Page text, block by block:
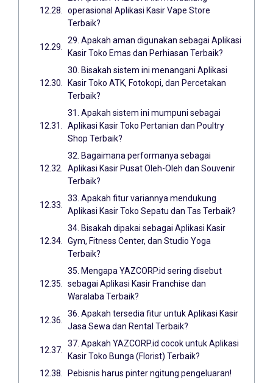
operasional Aplikasi Kasir Vape Store
Terbaik?
29. Apakah aman digunakan sebagai Aplikasi
Kasir Toko Emas dan Perhiasan Terbaik?
30. Bisakah sistem ini menangani Aplikasi
Kasir Toko ATK, Fotokopi, dan Percetakan
Terbaik?
31. Apakah sistem ini mumpuni sebagai
Aplikasi Kasir Toko Pertanian dan Poultry
Shop Terbaik?
32. Bagaimana performanya sebagai
Aplikasi Kasir Pusat Oleh-Oleh dan Souvenir
Terbaik?
33. Apakah fitur variannya mendukung
Aplikasi Kasir Toko Sepatu dan Tas Terbaik?
34. Bisakah dipakai sebagai Aplikasi Kasir
Gym, Fitness Center, dan Studio Yoga
Terbaik?
35. Mengapa YAZCORP.id sering disebut
sebagai Aplikasi Kasir Franchise dan
Waralaba Terbaik?
36. Apakah tersedia fitur untuk Aplikasi Kasir
Jasa Sewa dan Rental Terbaik?
37. Apakah YAZCORP.id cocok untuk Aplikasi
Kasir Toko Bunga (Florist) Terbaik?
Pebisnis harus pinter ngitung pengeluaran!